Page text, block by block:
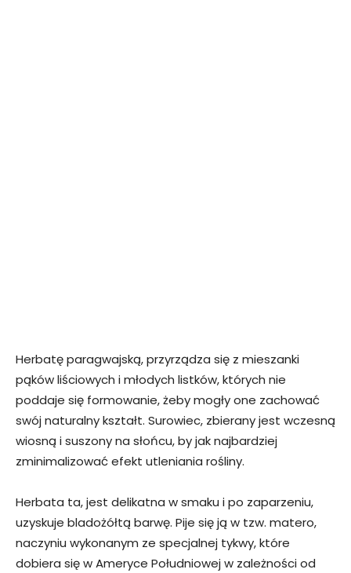
Herbatę paragwajską, przyrządza się z mieszanki
pąków liściowych i młodych listków, których nie
poddaje się formowanie, żeby mogły one zachować
swój naturalny kształt. Surowiec, zbierany jest wczesną
wiosną i suszony na słońcu, by jak najbardziej
zminimalizować efekt utleniania rośliny.
Herbata ta, jest delikatna w smaku i po zaparzeniu,
uzyskuje bladożółtą barwę. Pije się ją w tzw. matero,
naczyniu wykonanym ze specjalnej tykwy, które
dobiera się w Ameryce Południowej w zależności od